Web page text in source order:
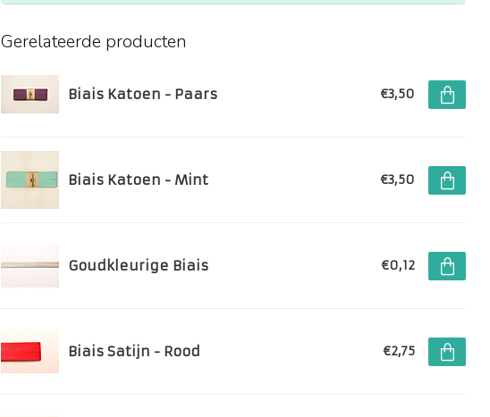
Gerelateerde producten
Biais Katoen - Paars €3,50
Biais Katoen - Mint €3,50
Goudkleurige Biais €0,12
Biais Satijn - Rood €2,75